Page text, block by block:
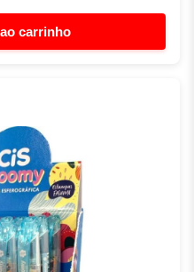
carrinho